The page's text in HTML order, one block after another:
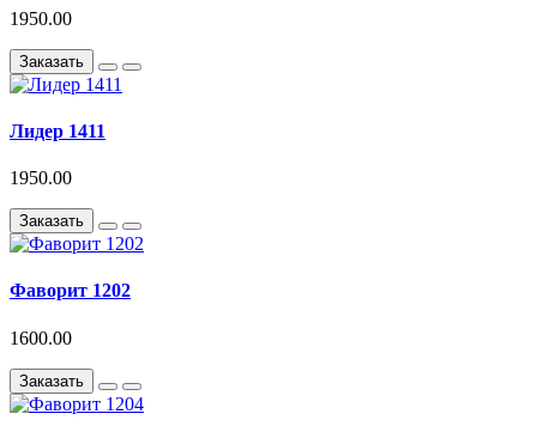
1950.00
Заказать
Лидер 1411
1950.00
Заказать
Фаворит 1202
1600.00
Заказать